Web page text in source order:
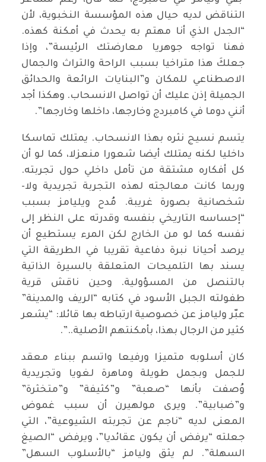
التناقض لديه حيال هذه المؤسسة النخبوية، لأن
“الجدل الذي أنا مهتم به يحدث في أمكنة كهذه.
فهنا تواجه جوهريا معارضتك الرئيسة”، وإذا
جعلكَ هذا متراخيا بسبب الراحة والتراث والجمال
الاصطناعي للمكان و”البنايات الرائعة والحدائق
الجميلة إذن عليك أن تواصل الانسحاب. وهكذا أجد
أنني دوما في كامبردج وخارجها، داخلها وخارجها”.
يتسم نسيج نثره بهذا الانسحاب. يمتلك تماسكا
داخليا لكنه يمتلك أيضا شعورا منعزلا، كما لو أن
كل أفكاره مشتقة من تأمل داخلي حول تجربته.
وربما كانت معالجته لهذه التجربة تجريدية ولا-
شخصانية بصورة غريبة. مُدح ويليامز بسبب
“إحساسه التاريخي بنفسه وقدرته على النظر إلى
نفسه كما لو من الخارج لكن المرء يستطيع أن
يرصد أحيانا نبرة دفاعية تقريبا في الطريقة التي
يسند بها التلميحات المتعلقة بالسيرة الذاتية
بالتنصل من المسؤولية. وحين ناقش قرية
طفولته الجبل الأسود في كتابه “الريف والمدينة”
عبّر وليامز عن خصوصية ارتباطه بها قائلا: “يشعر
كثير من الرجال بهذا، بأمكنتهم الأصلية..”.
كان أسلوبه متميزا ورفيعا واتسم ببناء معقد
للجمل وبجمل طويلة وماهرة لغويا وتجريدية
وُصفت بأنها “صعبة” و”كثيفة” و”متخثرة”
و”ضبابية”. ويرى مولهيرن أن سبب غموض
المعنى لديه “ناجم عن تجربته الشيوعية”، التي
جعلته “يرفض أن يكون عقائديا”، ويرفض “الصيغ
السهلة”. لم يثق وليامز “بالأسلوب السهل”